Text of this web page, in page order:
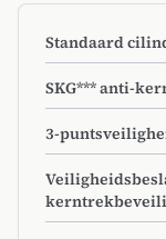
Standaard
SKG*** anti-
3-